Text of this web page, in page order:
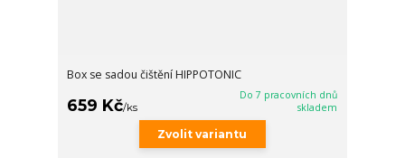
Box se sadou čištění HIPPOTONIC
659 Kč/ks
Do 7 pracovních dnů
skladem
Zvolit variantu